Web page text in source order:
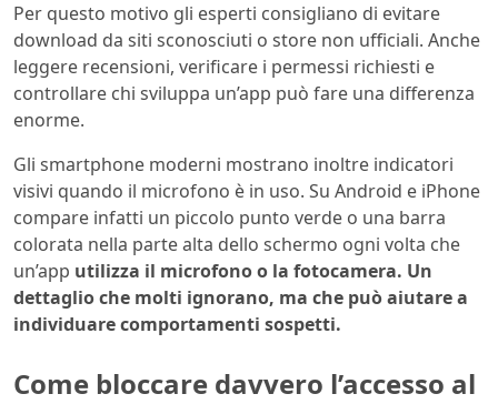
Per questo motivo gli esperti consigliano di evitare
download da siti sconosciuti o store non ufficiali. Anche
leggere recensioni, verificare i permessi richiesti e
controllare chi sviluppa un’app può fare una differenza
enorme.
Gli smartphone moderni mostrano inoltre indicatori
visivi quando il microfono è in uso. Su Android e iPhone
compare infatti un piccolo punto verde o una barra
colorata nella parte alta dello schermo ogni volta che
un’app utilizza il microfono o la fotocamera. Un
dettaglio che molti ignorano, ma che può aiutare a
individuare comportamenti sospetti.
Come bloccare davvero l’accesso al